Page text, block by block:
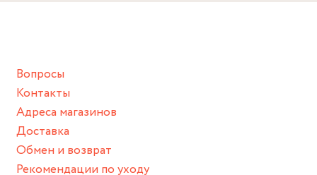
Вопросы
Контакты
Адреса магазинов
Доставка
Обмен и возврат
Рекомендации по уходу